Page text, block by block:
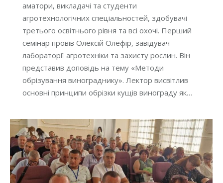
аматори, викладачі та студенти
агротехнологічних спеціальностей, здобувачі
третього освітнього рівня та всі охочі. Перший
семінар провів Олексій Олефір, завідувач
лабораторії агротехніки та захисту рослин. Він
представив доповідь на тему «Методи
обрізування винограднику». Лектор висвітлив
основні принципи обрізки кущів винограду як…